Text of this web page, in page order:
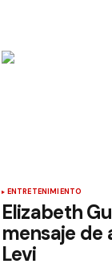
ENTRETENIMIENTO
Elizabeth
mensaje de
Levi